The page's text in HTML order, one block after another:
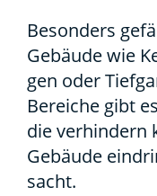
Beson­ders
Gebäu­de wie
gen oder
Berei­che gibt
die ver­hin­dern
Gebäu­de
sacht.